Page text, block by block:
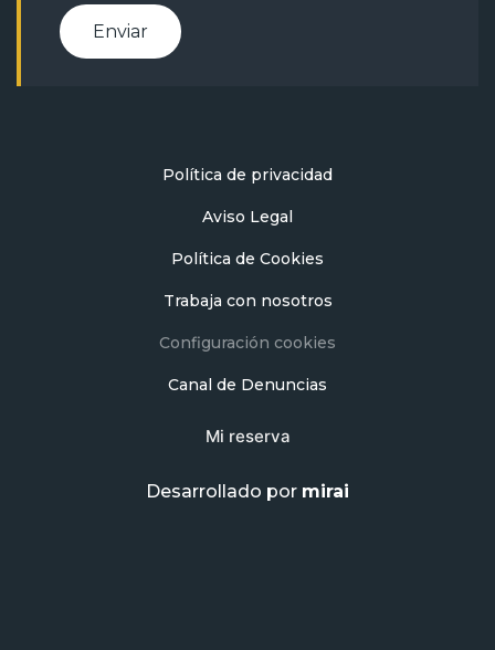
Enviar
Política de privacidad
Aviso Legal
Política de Cookies
Trabaja con nosotros
Configuración cookies
Canal de Denuncias
Mi reserva
Desarrollado por mirai